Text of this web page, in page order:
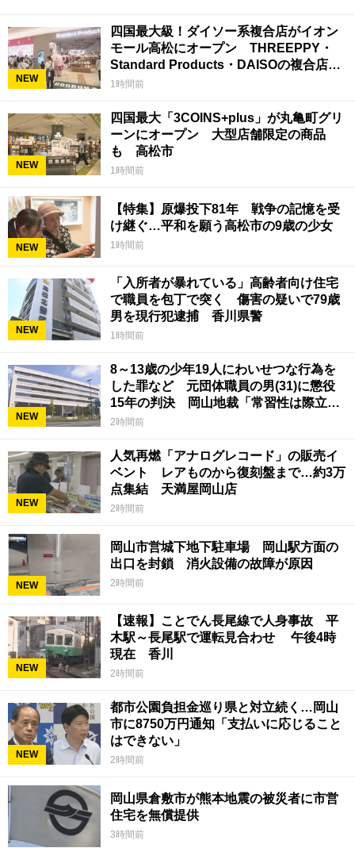
NEW
四国最大級！ダイソー系複合店がイオン
モール高松にオープン THREEPPY・
Standard Products・DAISOの複合店は
香川県初
1時間前
NEW
四国最大「3COINS+plus」が丸亀町グリ
ーンにオープン 大型店舗限定の商品
も 高松市
1時間前
NEW
【特集】原爆投下81年 戦争の記憶を受
け継ぐ…平和を願う高松市の9歳の少女
1時間前
NEW
「入所者が暴れている」高齢者向け住宅
で職員を包丁で突く 傷害の疑いで79歳
男を現行犯逮捕 香川県警
1時間前
NEW
8～13歳の少年19人にわいせつな行為を
した罪など 元団体職員の男(31)に懲役
15年の判決 岡山地裁「常習性は際立っ
ていて被害結果も非常に重い」
2時間前
NEW
人気再燃「アナログレコード」の販売イ
ベント レアものから復刻盤まで…約3万
点集結 天満屋岡山店
2時間前
NEW
岡山市営城下地下駐車場 岡山駅方面の
出口を封鎖 消火設備の故障が原因
2時間前
NEW
【速報】ことでん長尾線で人身事故 平
木駅～長尾駅で運転見合わせ 午後4時
現在 香川
2時間前
NEW
都市公園負担金巡り県と対立続く…岡山
市に8750万円通知「支払いに応じること
はできない」
2時間前
岡山県倉敷市が熊本地震の被災者に市営
住宅を無償提供
3時間前